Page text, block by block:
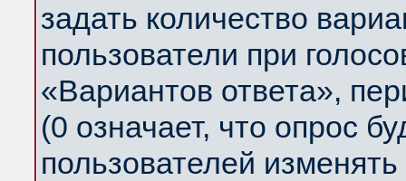
задать количество
пользователи при
«Вариантов ответа»,
(0 означает, что опрос
пользователей